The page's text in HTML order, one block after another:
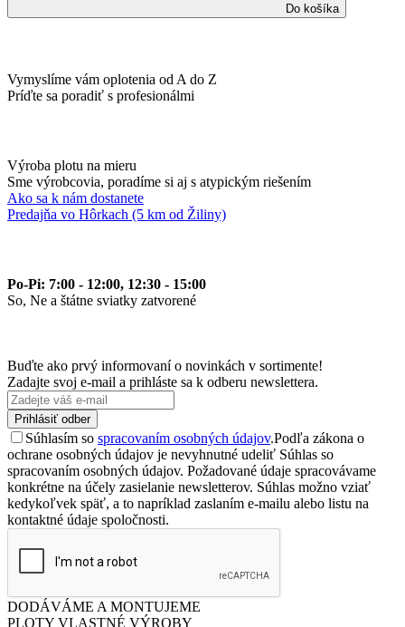
Do košíka
Vymyslíme vám oplotenia od A do Z
Príďte sa poradiť s profesionálmi
Výroba plotu na mieru
Sme výrobcovia, poradíme si aj s atypickým riešením
Ako sa k nám dostanete
Predajňa vo Hôrkach (5 km od Žiliny)
Po-Pi: 7:00 - 12:00, 12:30 - 15:00
So, Ne a štátne sviatky zatvorené
Buďte ako prvý informovaní o novinkách v sortimente!
Zadajte svoj e-mail a prihláste sa k odberu newslettera.
Prihlásiť odber
Súhlasím so spracovaním osobných údajov.Podľa zákona o
ochrane osobných údajov je nevyhnutné udeliť Súhlas so
spracovaním osobných údajov. Požadované údaje spracovávame
konkrétne na účely zasielanie newsletterov. Súhlas možno vziať
kedykoľvek späť, a to napríklad zaslaním e-mailu alebo listu na
kontaktné údaje spoločnosti.
DODÁVÁME A MONTUJEME
PLOTY VLASTNÉ VÝROBY